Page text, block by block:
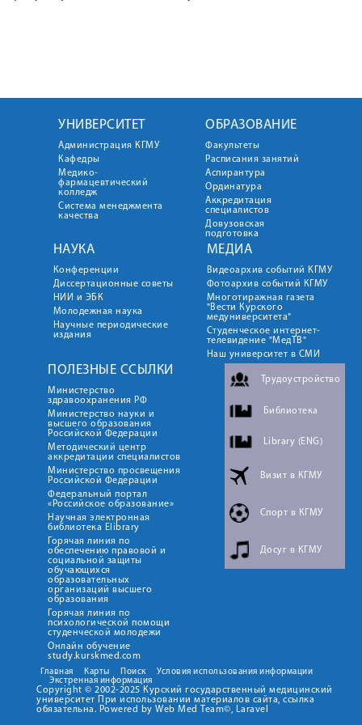
УНИВЕРСИТЕТ
Администрация КГМУ
Кафедры
Медико-
фармацевтический
колледж
Система менеджмента
качества
ОБРАЗОВАНИЕ
Факультеты
Расписания занятий
Аспирантура
Ординатура
Аккредитация
специалистов
Довузовская
подготовка
НАУКА
Конференции
Диссертационные советы
НИИ и ЭБК
Молодежная наука
Научные периодические
издания
МЕДИА
Видеоархив событий КГМУ
Фотоархив событий КГМУ
Многотиражная газета
"Вести Курского
медуниверситета"
Студенческое интернет-
телевидение "МедТВ"
Наш университет в СМИ
ПОЛЕЗНЫЕ ССЫЛКИ
Министерство
здравоохранения РФ
Министерство науки и
высшего образования
Российской Федерации
Методический центр
аккредитации специалистов
Министерство просвещения
Российской Федерации
Федеральный портал
«Российское образование»
Научная электронная
библиотека Elibrary
Горячая линия по
обеспечению правовой и
социальной защиты
обучающихся
образовательных
организаций высшего
образования
Горячая линия по
психологической помощи
студенческой молодежи
Онлайн обучение
study.kurskmed.com
Трудоустройство
Библиотека
Library (ENG)
Визит в КГМУ
Спорт в КГМУ
Досуг в КГМУ
Главная Карты Поиск
Условия использования информации
Экстренная информация
Copyright © 2002-2025 Курский государственный медицинский
университет При использовании материалов сайта, ссылка
обязательна. Powered by Web Med Team©, Laravel